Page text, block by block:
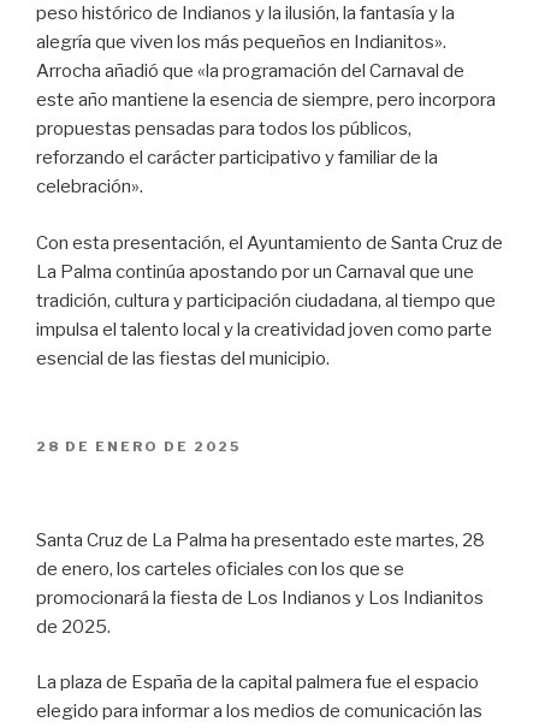
peso histórico de Indianos y la ilusión, la fantasía y la
alegría que viven los más pequeños en Indianitos».
Arrocha añadió que «la programación del Carnaval de
este año mantiene la esencia de siempre, pero incorpora
propuestas pensadas para todos los públicos,
reforzando el carácter participativo y familiar de la
celebración».
Con esta presentación, el Ayuntamiento de Santa Cruz de
La Palma continúa apostando por un Carnaval que une
tradición, cultura y participación ciudadana, al tiempo que
impulsa el talento local y la creatividad joven como parte
esencial de las fiestas del municipio.
PUBLICADO
28 DE ENERO DE 2025
Santa Cruz de La Palma ha presentado este martes, 28
de enero, los carteles oficiales con los que se
promocionará la fiesta de Los Indianos y Los Indianitos
de 2025.
La plaza de España de la capital palmera fue el espacio
elegido para informar a los medios de comunicación las